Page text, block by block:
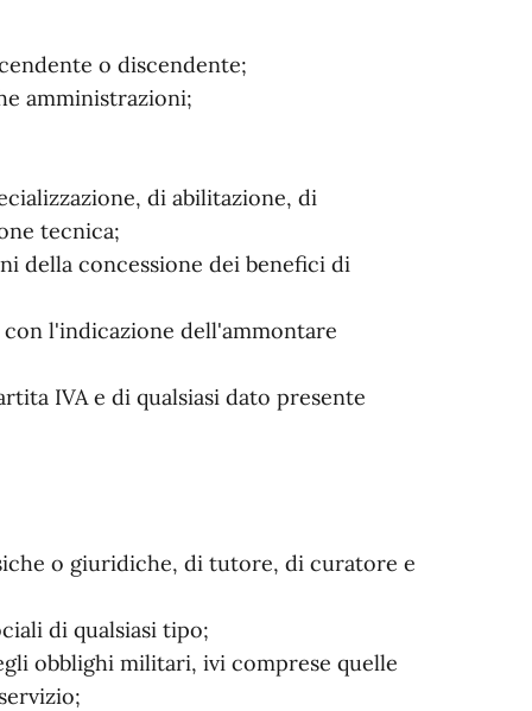
o discendente;
amministrazioni;
di abilitazione, di
tecnica;
della concessione dei benefici di
l'indicazione dell'ammontare
IVA e di qualsiasi dato presente
o giuridiche, di tutore, di curatore e
di qualsiasi tipo;
obblighi militari, ivi comprese quelle